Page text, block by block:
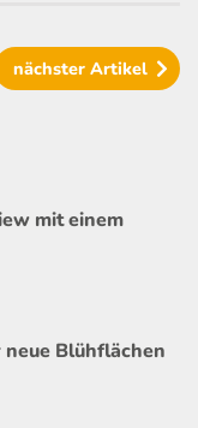
nächster Artikel
mit einem
Blühflächen